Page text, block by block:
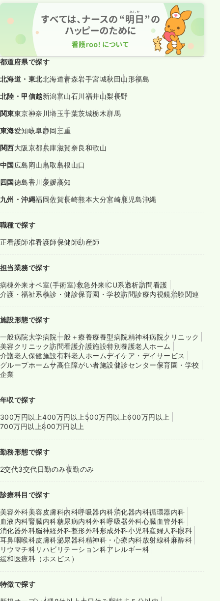
都道府県で探す
北海道・東北北海道青森岩手宮城秋田山形福島
北陸・甲信越新潟富山石川福井山梨長野
関東東京神奈川埼玉千葉茨城栃木群馬
東海愛知岐阜静岡三重
関西大阪京都兵庫滋賀奈良和歌山
中国広島岡山鳥取島根山口
四国徳島香川愛媛高知
九州・沖縄福岡佐賀長崎熊本大分宮崎鹿児島沖縄
職種で探す
正看護師准看護師保健師助産師
担当業務で探す
病棟外来オペ室(手術室)救急外来ICU系透析訪問看護
介護・福祉系検診・健診保育園・学校訪問診療内視鏡治験関連
施設形態で探す
一般病院大学病院一般＋療養療養型病院精神科病院クリニック
美容クリニック訪問看護介護施設特別養護老人ホーム
介護老人保健施設有料老人ホームデイケア・デイサービス
グループホームサ高住障がい者施設健診センター保育園・学校
企業
年収で探す
300万円以上400万円以上 500万円以上600万円以上
700万円以上800万円以上
勤務形態で探す
2交代3交代日勤のみ夜勤のみ
診療科目で探す
美容外科美容皮膚科内科呼吸器内科消化器内科循環器内科
血液内科腎臓内科糖尿病内科外科呼吸器外科心臓血管外科
消化器外科脳神経外科整形外科形成外科小児科産婦人科眼科
耳鼻咽喉科皮膚科泌尿器科精神科・心療内科放射線科麻酔科
リウマチ科リハビリテーション科アレルギー科
緩和医療科（ホスピス）
特徴で探す